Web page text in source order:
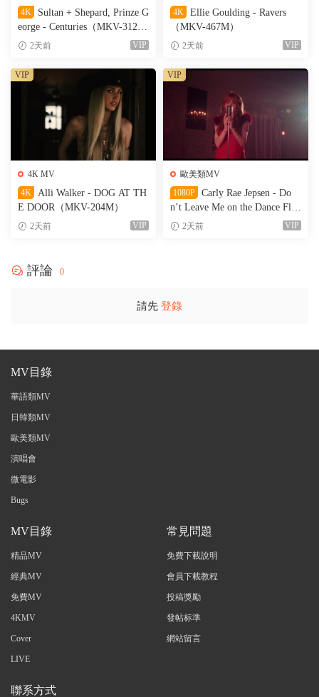
4K
Sultan + Shepard, Prinze G
eorge - Centuries（MKV-312
M）2天前 VIP
4K
Ellie Goulding - Ravers
（MKV-467M）
2天前 VIP
4K MV
4K
Alli Walker - DOG AT TH
E DOOR（MKV-204M）
2天前 VIP
VIP
歐美類MV
1080P
Carly Rae Jepsen - Do
n’t Leave Me on the Dance Floo
r（WEB-151M）
2天前 VIP
VIP
評論 0
請先 登錄
MV目錄
華語類MV
日韓類MV
歐美類MV
演唱會
微電影
Bugs
MV目錄
精品MV
經典MV
免費MV
4KMV
Cover
LIVE
常見問題
免費下載說明
會員下載教程
投稿獎勵
發帖标準
網站留言
聯系方式